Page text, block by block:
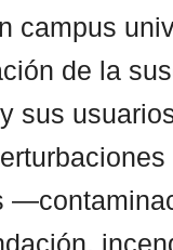
campus
de la
sus